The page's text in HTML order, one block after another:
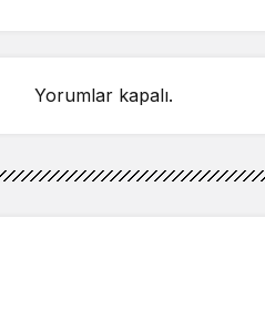
Yorumlar kapalı.